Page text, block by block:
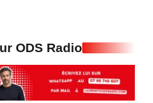
ODS Radio